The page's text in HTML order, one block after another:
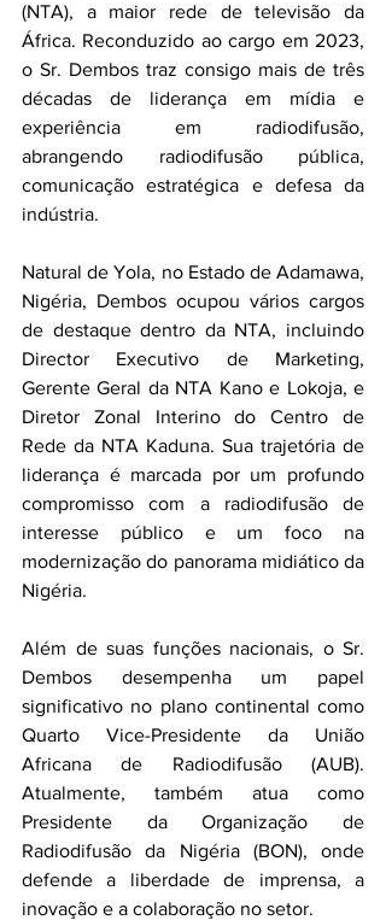
(NTA), a maior rede de televisão da
África. Reconduzido ao cargo em 2023,
o Sr. Dembos traz consigo mais de três
décadas de liderança em mídia e
experiência em radiodifusão,
abrangendo radiodifusão pública,
comunicação estratégica e defesa da
indústria.
Natural de Yola, no Estado de Adamawa,
Nigéria, Dembos ocupou vários cargos
de destaque dentro da NTA, incluindo
Director Executivo de Marketing,
Gerente Geral da NTA Kano e Lokoja, e
Diretor Zonal Interino do Centro de
Rede da NTA Kaduna. Sua trajetória de
liderança é marcada por um profundo
compromisso com a radiodifusão de
interesse público e um foco na
modernização do panorama midiático da
Nigéria.
Além de suas funções nacionais, o Sr.
Dembos desempenha um papel
significativo no plano continental como
Quarto Vice-Presidente da União
Africana de Radiodifusão (AUB).
Atualmente, também atua como
Presidente da Organização de
Radiodifusão da Nigéria (BON), onde
defende a liberdade de imprensa, a
inovação e a colaboração no setor.